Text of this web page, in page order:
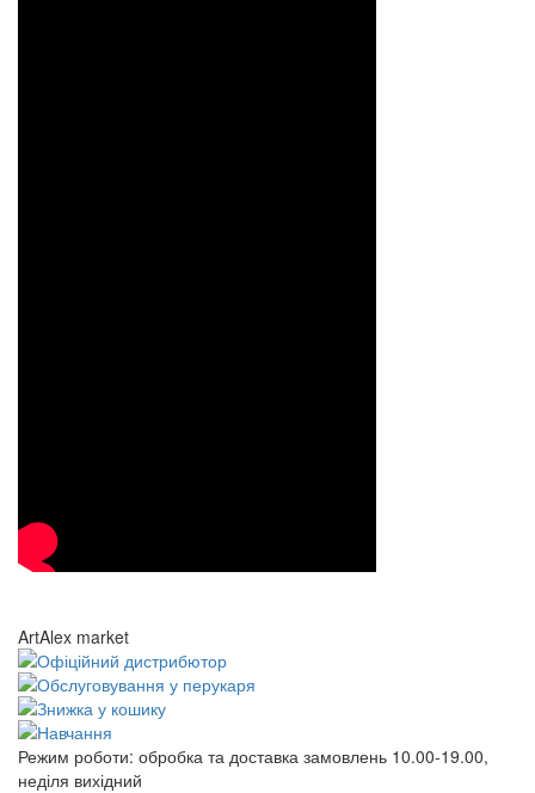
ArtAlex market
Режим роботи: обробка та доставка замовлень 10.00-19.00,
неділя вихідний